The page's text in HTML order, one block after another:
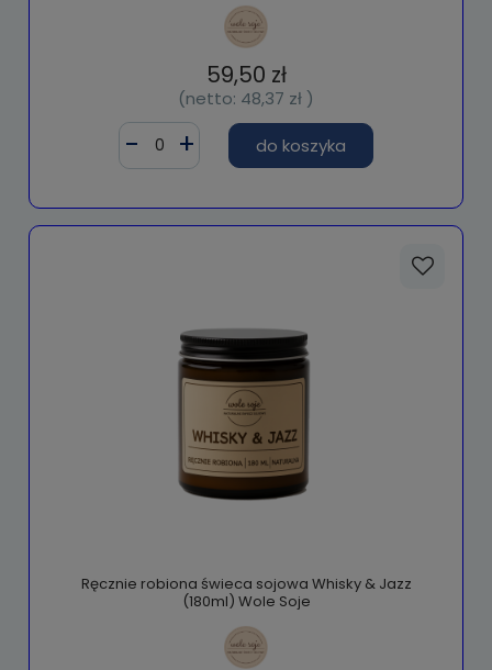
59,50 zł
(netto: 48,37 zł )
do koszyka
Ręcznie robiona świeca sojowa Whisky & Jazz
(180ml) Wole Soje